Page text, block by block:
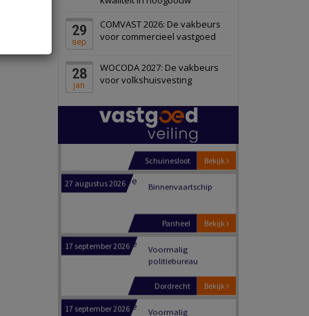
29
sep
COMVAST 2026: De vakbeurs
voor commercieel vastgoed
28
jan
WOCODA 2027: De vakbeurs
voor volkshuisvesting
Schiedam
22 september 2026 Attractiepark
Bekijk
Oranje
28 september 2026
bedrijventerrein
Schuinesloot
Binnenvaartschip
Voormalig
politiebureau
Dordrecht
Voormalig
politiebureau